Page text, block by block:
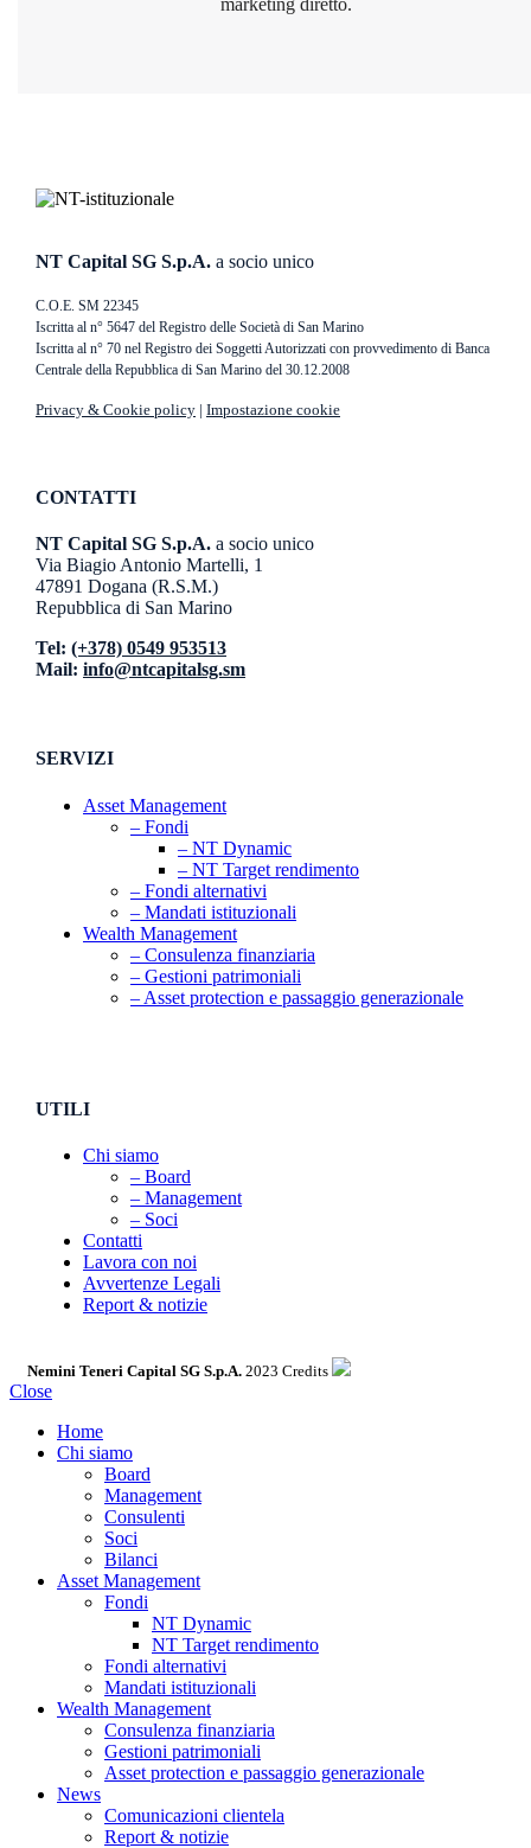
NT Capital SG S.p.A. a socio unico
C.O.E. SM 22345
Iscritta al n° 5647 del Registro delle Società di San Marino
Iscritta al n° 70 nel Registro dei Soggetti Autorizzati con provvedimento di Banca
Centrale della Repubblica di San Marino del 30.12.2008
Privacy & Cookie policy | Impostazione cookie
CONTATTI
NT Capital SG S.p.A. a socio unico
Via Biagio Antonio Martelli, 1
47891 Dogana (R.S.M.)
Repubblica di San Marino
Tel: (+378) 0549 953513
Mail: info@ntcapitalsg.sm
SERVIZI
Asset Management
– Fondi
– NT Dynamic
– NT Target rendimento
– Fondi alternativi
– Mandati istituzionali
Wealth Management
– Consulenza finanziaria
– Gestioni patrimoniali
– Asset protection e passaggio generazionale
UTILI
Chi siamo
– Board
– Management
– Soci
Contatti
Lavora con noi
Avvertenze Legali
Report & notizie
Nemini Teneri Capital SG S.p.A. 2023 Credits
Close
Home
Chi siamo
Board
Management
Consulenti
Soci
Bilanci
Asset Management
Fondi
NT Dynamic
NT Target rendimento
Fondi alternativi
Mandati istituzionali
Wealth Management
Consulenza finanziaria
Gestioni patrimoniali
Asset protection e passaggio generazionale
News
Comunicazioni clientela
Report & notizie